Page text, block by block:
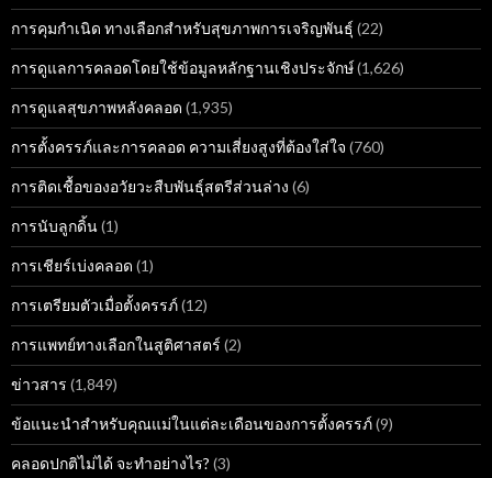
การคุมกำเนิด ทางเลือกสำหรับสุขภาพการเจริญพันธุ์ (22)
การดูแลการคลอดโดยใช้ข้อมูลหลักฐานเชิงประจักษ์(1,626)
การดูแลสุขภาพหลังคลอด (1,935)
การตั้งครรภ์และการคลอด ความเสี่ยงสูงที่ต้องใส่ใจ (760)
การติดเชื้อของอวัยวะสืบพันธุ์สตรีส่วนล่าง (6)
การนับลูกดิ้น(1)
การเชียร์เบ่งคลอด (1)
การเตรียมตัวเมื่อตั้งครรภ์(12)
การแพทย์ทางเลือกในสูติศาสตร์ (2)
ข่าวสาร (1,849)
ข้อแนะนำสำหรับคุณแม่ในแต่ละเดือนของการตั้งครรภ์(9)
คลอดปกติไม่ได้ จะทำอย่างไร? (3)